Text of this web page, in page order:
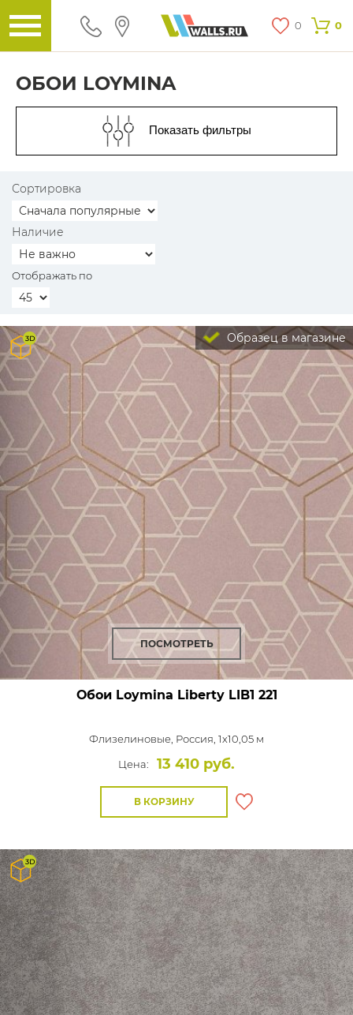
0 0
ОБОИ LOYMINA
Показать фильтры
Сортировка
Наличие
Отображать по
Образец в магазине
ПОСМОТРЕТЬ
Обои Loymina LibertyLIB1 221
Флизелиновые, Россия, 1x10,05 м
Цена:
13 410 руб.
В КОРЗИНУ